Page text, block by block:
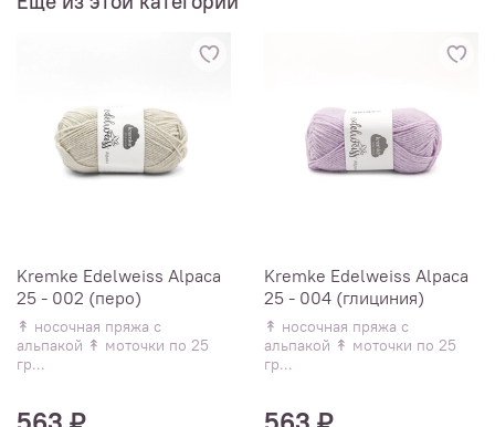
Kremke Edelweiss Alpaca
25 - 002 (перо)
↟ носочная пряжа с
альпакой ↟ моточки по 25
гр...
Kremke Edelweiss Alpaca
25 - 004 (глициния)
↟ носочная пряжа с
альпакой ↟ моточки по 25
гр...